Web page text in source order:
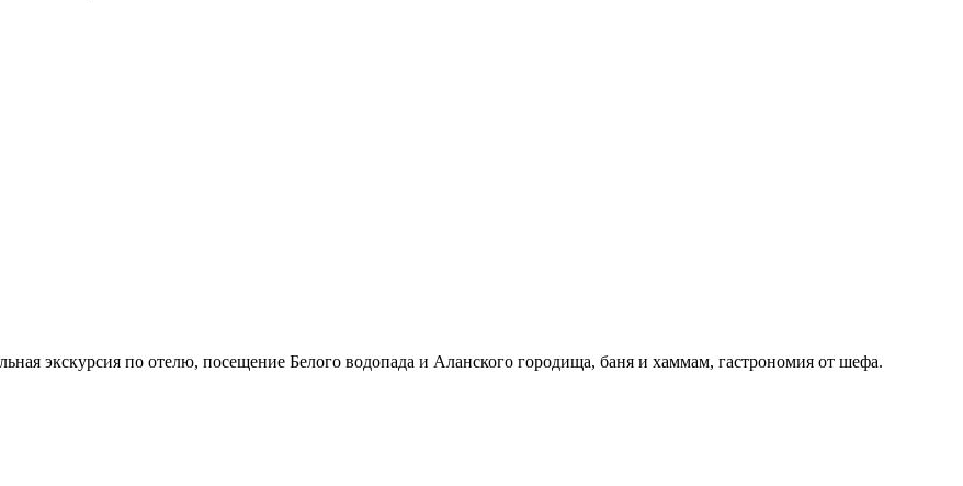
экскурсия по отелю, посещение Белого водопада и Аланского городища, баня и хаммам, гастрономия от шефа.